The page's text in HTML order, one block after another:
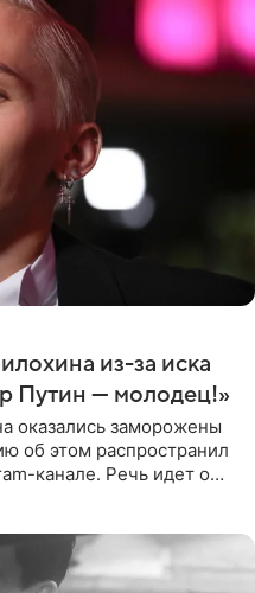
из-за иска
Путин — молодец!»
оказались заморожены
об этом распространил
канале. Речь идет о